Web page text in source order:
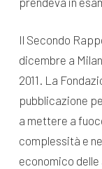
Il Secondo
dicembre a
2011. La
pubblicazione
a mettere a
complessità e
economico